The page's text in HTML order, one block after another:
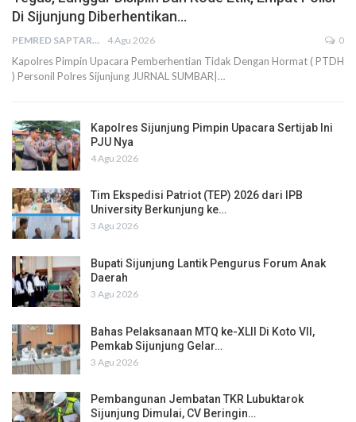
Di Sijunjung Diberhentikan…
PEMRED SAPTARIUS 4 Agu 2026 0
Kapolres Pimpin Upacara Pemberhentian Tidak Dengan Hormat ( PTDH
) Personil Polres Sijunjung JURNAL SUMBAR|…
Kapolres Sijunjung Pimpin Upacara Sertijab Ini
PJU Nya
4 Agu 2026
Tim Ekspedisi Patriot (TEP) 2026 dari IPB
University Berkunjung ke…
3 Agu 2026
Bupati Sijunjung Lantik Pengurus Forum Anak
Daerah
3 Agu 2026
Bahas Pelaksanaan MTQ ke-XLII Di Koto VII,
Pemkab Sijunjung Gelar…
3 Agu 2026
Pembangunan Jembatan TKR Lubuktarok
Sijunjung Dimulai, CV Beringin…